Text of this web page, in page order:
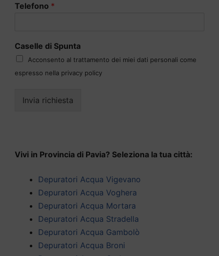
Telefono *
Caselle di Spunta
Acconsento al trattamento dei miei dati personali come
espresso nella privacy policy
Invia richiesta
Vivi in Provincia di Pavia? Seleziona la tua città:
Depuratori Acqua Vigevano
Depuratori Acqua Voghera
Depuratori Acqua Mortara
Depuratori Acqua Stradella
Depuratori Acqua Gambolò
Depuratori Acqua Broni